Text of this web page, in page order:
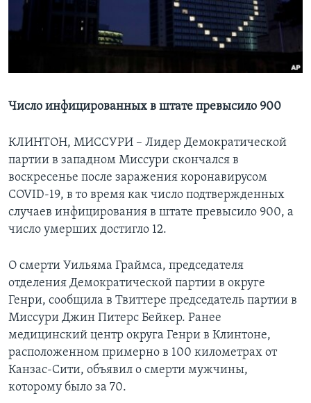
Learning English
Число инфицированных в штате превысило 900
КЛИНТОН, МИССУРИ – Лидер Демократической
партии в западном Миссури скончался в
воскресенье после заражения коронавирусом
COVID-19, в то время как число подтвержденных
случаев инфицирования в штате превысило 900, а
число умерших достигло 12.
О смерти Уильяма Граймса, председателя
отделения Демократической партии в округе
Генри, сообщила в Твиттере председатель партии в
Миссури Джин Питерс Бейкер. Ранее
медицинский центр округа Генри в Клинтоне,
расположенном примерно в 100 километрах от
Канзас-Сити, объявил о смерти мужчины,
которому было за 70.